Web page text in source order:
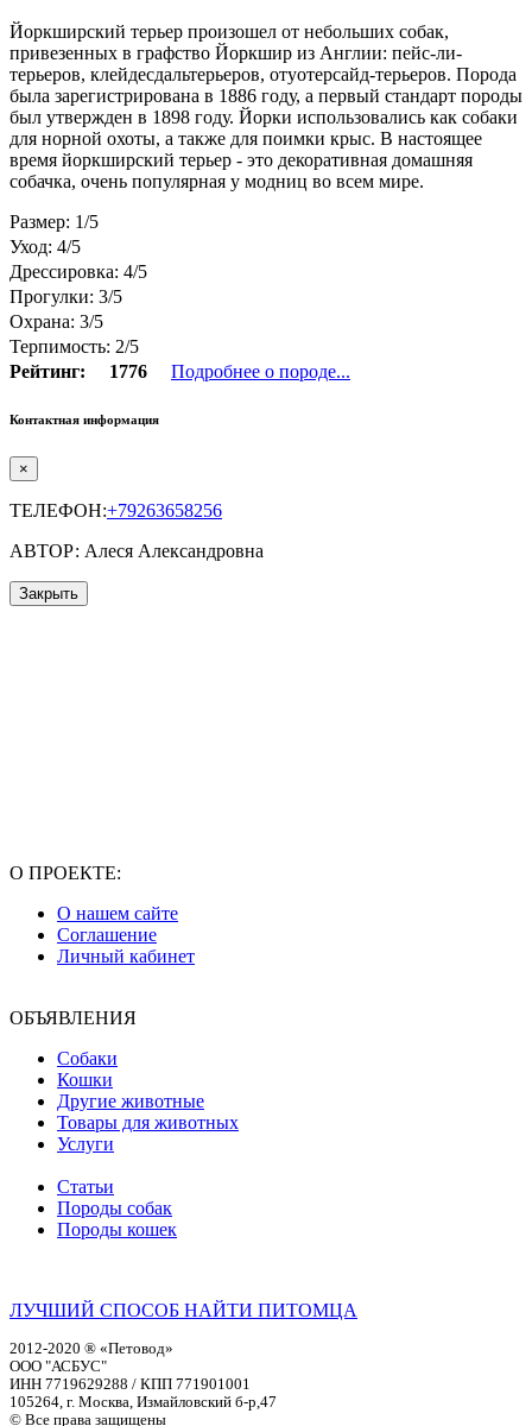
Йоркширский терьер произошел от небольших собак,
привезенных в графство Йоркшир из Англии: пейс-ли-
терьеров, клейдесдальтерьеров, отуотерсайд-терьеров. Порода
была зарегистрирована в 1886 году, а первый стандарт породы
был утвержден в 1898 году. Йорки использовались как собаки
для норной охоты, а также для поимки крыс. В настоящее
время йоркширский терьер - это декоративная домашняя
собачка, очень популярная у модниц во всем мире.
Размер: 1/5
Уход: 4/5
Дрессировка: 4/5
Прогулки: 3/5
Охрана: 3/5
Терпимость: 2/5
Рейтинг:
1776 Подробнее о породе...
Контактная информация
×
ТЕЛЕФОН:+79263658256
АВТОР: Алеся Александровна
Закрыть
О ПРОЕКТЕ:
О нашем сайте
Соглашение
Личный кабинет
ОБЪЯВЛЕНИЯ
Собаки
Кошки
Другие животные
Товары для животных
Услуги
Статьи
Породы собак
Породы кошек
ЛУЧШИЙ СПОСОБ НАЙТИ ПИТОМЦА
2012-2020 ® «Петовод»
ООО "АСБУС"
ИНН 7719629288 / КПП 771901001
105264, г. Москва, Измайловский б-р,47
© Все права защищены